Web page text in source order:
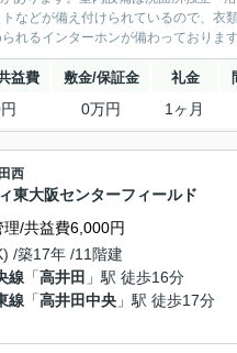
などが備え付けられているので、
れるインターホンが備わっておりま
益費 敷金/保証金 礼金
0万円 1ヶ月
西
東大阪センターフィールド
理/共益費6,000円
/築17年 /11階建
線 「高井田 」駅 徒歩16分
線 「高井田中央 」駅 徒歩17分